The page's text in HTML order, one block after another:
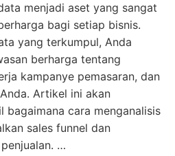
menjadi aset yang sangat
bagi setiap bisnis.
yang terkumpul, Anda
berharga tentang
kampanye pemasaran, dan
Artikel ini akan
bagaimana cara menganalisis
sales funnel dan
…